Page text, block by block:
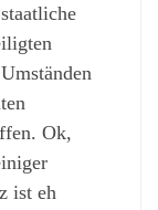
Ok,
ist eh